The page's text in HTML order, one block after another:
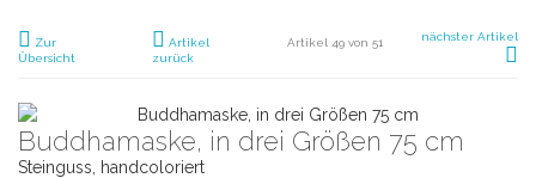
Zur
Übersicht
Artikel
zurück
Artikel 49 von 51 nächster Artikel
Buddhamaske, in drei Größen 75 cm
Steinguss, handcoloriert